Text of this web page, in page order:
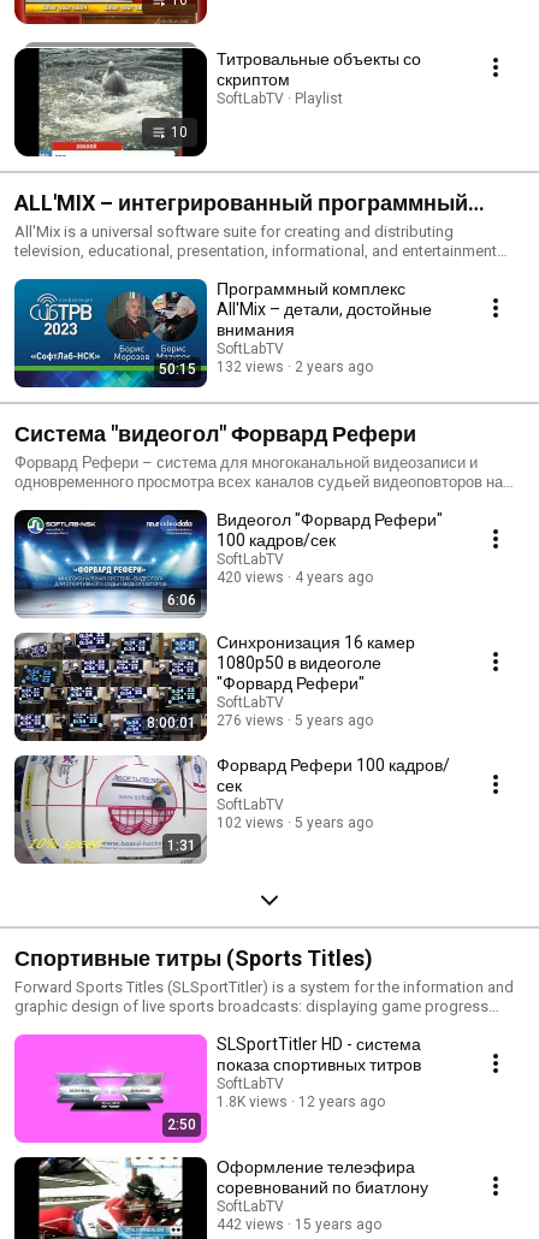
10
Титровальные объекты со
скриптом
SoftLabTV · Playlist
ALL′MIX – интегрированный программный
комплекс ТВ-студии (integrated TV studio
software suite)
All'Mix is ​​a universal software suite for creating and distributing
television, educational, presentation, informational, and entertainment
____________________________________________________ All'Mix –
универсальный программный комплекс для создания и
распространения телевизионного, образовательного,
презентационного, информационного и развлекательного
медиаконтента. https://softlab.tv/products/live-tv/allmix/
50:15
Программный комплекс
All'Mix – детали, достойные
внимания
SoftLabTV
132 views
2 years ago
Система "видеогол" Форвард Рефери
Форвард Рефери – система для многоканальной видеозаписи и
одновременного просмотра всех каналов судьей видеоповторов на
технического регламента КХЛ и может применяться на официальных
матчах КХЛ.
6:06
Видеогол "Форвард Рефери"
100 кадров/сек
SoftLabTV
420 views
4 years ago
8:00:01
Синхронизация 16 камер
1080p50 в видеоголе
"Форвард Рефери"
SoftLabTV
276 views
5 years ago
1:31
Форвард Рефери 100 кадров/
сек
SoftLabTV
102 views
5 years ago
Спортивные титры (Sports Titles)
Forward Sports Titles (SLSportTitler) is a system for the information and
graphic design of live sports broadcasts: displaying game progress
information, and more. Currently, title sets have been developed for the
following sports: Hockey (title design meets KHL requirements); Hockey
(custom design); Football (custom design); Basketball (title design
meets FIBA ​​requirements); Basketball (title design meets VTB League
requirements); Volleyball (title design meets CEV requirements);
Volleyball (custom design); Handball (custom design); MMA (custom
design, 3 options); Boxing (title design meets WSB requirements). We
also provide custom title set development services.
_______________________________________________________ Форвард
Спортивные Титры (SLSportTitler) - система для информационно-
2:50
SLSportTitler HD - система
показа спортивных титров
SoftLabTV
1.8K views
12 years ago
Оформление телеэфира
соревнований по биатлону
SoftLabTV
442 views
15 years ago